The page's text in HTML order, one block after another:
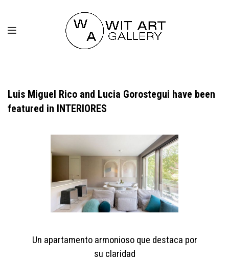
Luis Miguel Rico and Lucia Gorostegui have been
featured in INTERIORES
Un apartamento armonioso que destaca por
su claridad